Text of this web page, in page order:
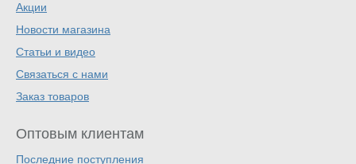
Акции
Новости магазина
Статьи и видео
Связаться с нами
Заказ товаров
Оптовым клиентам
Последние поступления